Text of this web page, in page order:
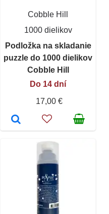
Cobble Hill
1000 dielikov
Podložka na skladanie
puzzle do 1000 dielikov
Cobble Hill
Do 14 dní
17,00 €